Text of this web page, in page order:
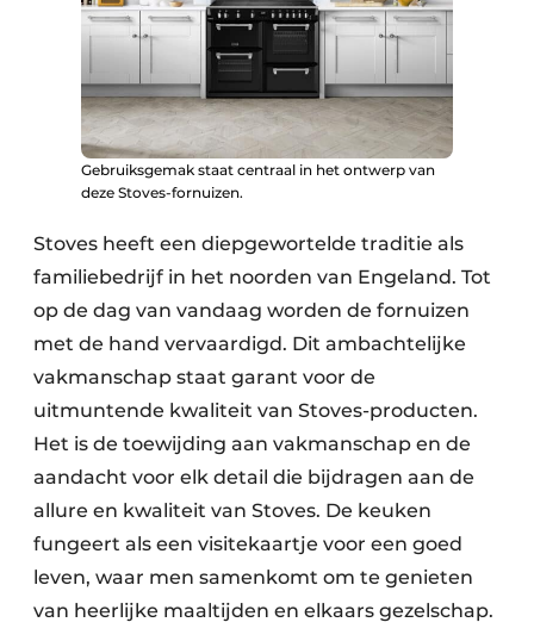
Gebruiksgemak staat centraal in het ontwerp van
deze Stoves-fornuizen.
Stoves heeft een diepgewortelde traditie als
familiebedrijf in het noorden van Engeland. Tot
op de dag van vandaag worden de fornuizen
met de hand vervaardigd. Dit ambachtelijke
vakmanschap staat garant voor de
uitmuntende kwaliteit van Stoves-producten.
Het is de toewijding aan vakmanschap en de
aandacht voor elk detail die bijdragen aan de
allure en kwaliteit van Stoves. De keuken
fungeert als een visitekaartje voor een goed
leven, waar men samenkomt om te genieten
van heerlijke maaltijden en elkaars gezelschap.